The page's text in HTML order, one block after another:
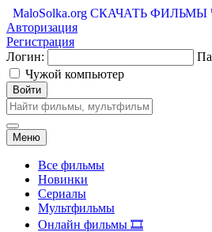
MaloSolka.org СКАЧАТЬ ФИЛЬМЫ
Авторизация
Регистрация
Логин:
Чужой компьютер
Войти
Меню
Все фильмы
Новинки
Сериалы
Мультфильмы
Онлайн фильмы 🎞️